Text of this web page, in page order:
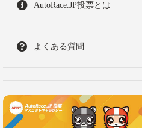
AutoRace.JP投票とは
よくある質問